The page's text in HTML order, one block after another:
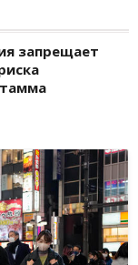
запрещает